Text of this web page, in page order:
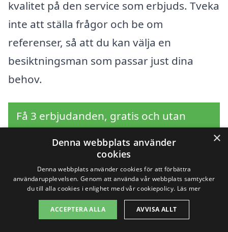
kvalitet på den service som erbjuds. Tveka
inte att ställa frågor och be om
referenser, så att du kan välja en
besiktningsman som passar just dina
behov.
Få 3 erbjudanden, gratis och utan
Sök efter en
professionell för
×
Denna webbplats använder
cookies
Denna webbplats använder cookies för att förbättra
användarupplevelsen. Genom att använda vår webbplats samtycker
du till alla cookies i enlighet med vår cookiepolicy. Läs mer
ACCEPTERA ALLA AVVISA ALLT